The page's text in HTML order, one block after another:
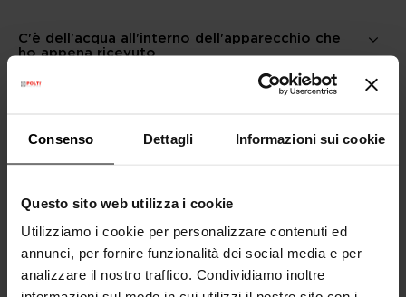
Consenso Dettagli Informazioni sui cookie
Questo sito web utilizza i cookie
Utilizziamo i cookie per personalizzare contenuti ed
annunci, per fornire funzionalità dei social media e per
analizzare il nostro traffico. Condividiamo inoltre
C'è dell'acqua all'interno dell'apparecchio che
ho appena ricevuto
Voglio la fattura del mio ordine, come faccio?
Come acquistare?